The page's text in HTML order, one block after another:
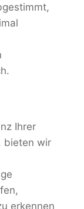
Ihrer
bieten wir
erkennen